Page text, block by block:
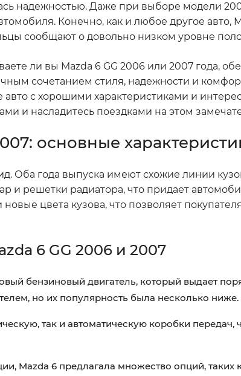
надежностью. Даже при выборе модели
Конечно, как и любое другое авто,
сообщают о довольно низком уровне
ли вы Mazda 6 GG 2006 или 2007 года,
сочетанием стиля, надежности и
с хорошими характеристиками и
и насладитесь поездками на этом
основные
Оба года выпуска имеют схожие линии
и решетки радиатора, что придает
цвета кузова, что позволяет
6 GG 2006 и 2007
бензиновый двигатель, который выдает
но их популярность была несколько ниже.
так и автоматическую коробки передач,
Mazda 6 предлагала множество опций, таких